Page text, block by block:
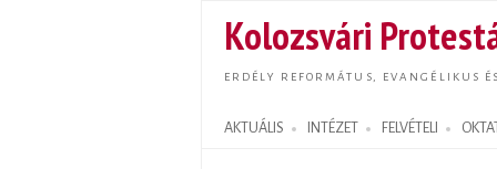
Kolozsvári
ERDÉLY REFORMÁTUS, EVANGÉLIKUS
AKTUÁLIS INTÉZET FELVÉTELI
Search form